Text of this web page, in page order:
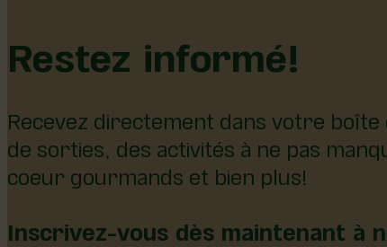
Restez informé!
Recevez directement dans votre
de sorties, des activités à ne pas
coeur gourmands et bien plus!
Inscrivez-vous dès maintenant à